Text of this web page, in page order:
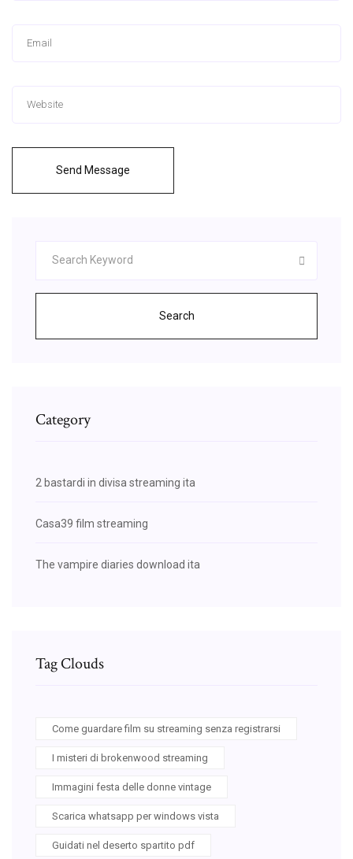
Send Message
Search
Category
2 bastardi in divisa streaming ita
Casa39 film streaming
The vampire diaries download ita
Tag Clouds
Come guardare film su streaming senza registrarsi
I misteri di brokenwood streaming
Immagini festa delle donne vintage
Scarica whatsapp per windows vista
Guidati nel deserto spartito pdf